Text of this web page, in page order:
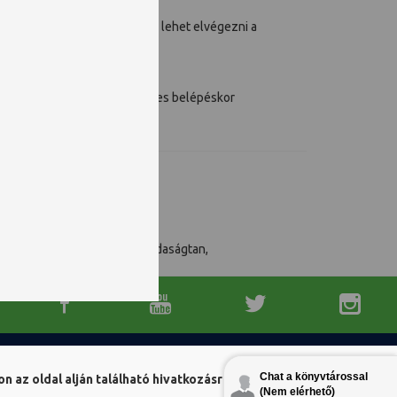
Chat a könyvtárossal
(Nem elérhető)
Ezen az oldalon lehet elvégezni a
miatt; minden egyes belépéskor
jogtudomány, közgazdaságtan,
az oldal alján található hivatkozásra!